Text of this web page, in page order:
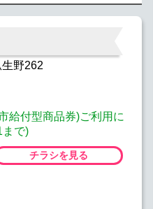
野262
給付型商品券)ご利用に
まで)
チラシを見る